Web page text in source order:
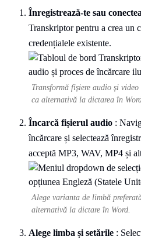
Înregistrează-te sau
Transkriptor pentru a crea un
credențialele existente.
Transformă fișiere audio și
ca alternativă la dictarea în
Încarcă fișierul audio :
încărcare și selectează
acceptă MP3, WAV, MP4 și
Alege varianta de limbă
alternativă la dictare în Word.
Alege limba și setările :